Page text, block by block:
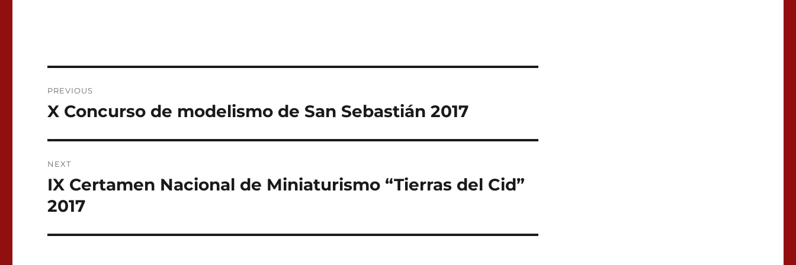
navigation
PREVIOUS
Previous
X Concurso de modelismo de San Sebastián 2017
NEXT
Next
post:
IX Certamen Nacional de Miniaturismo “Tierras del Cid”
2017